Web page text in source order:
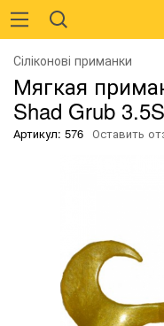
Сіліконові приманки
Мягкая
Shad Grub
Артикул: 576 Оставить